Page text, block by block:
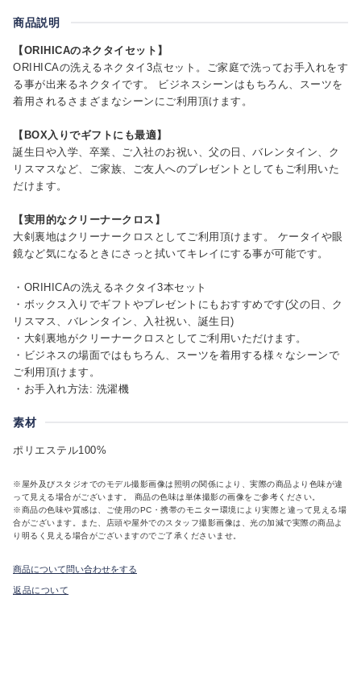
商品説明
【ORIHICAのネクタイセット】
ORIHICAの洗えるネクタイ3点セット。ご家庭で洗ってお手入れをす
る事が出来るネクタイです。 ビジネスシーンはもちろん、スーツを
着用されるさまざまなシーンにご利用頂けます。
【BOX入りでギフトにも最適】
誕生日や入学、卒業、ご入社のお祝い、父の日、バレンタイン、ク
リスマスなど、ご家族、ご友人へのプレゼントとしてもご利用いた
だけます。
【実用的なクリーナークロス】
大剣裏地はクリーナークロスとしてご利用頂けます。 ケータイや眼
鏡など気になるときにさっと拭いてキレイにする事が可能です。
・ORIHICAの洗えるネクタイ3本セット
・ボックス入りでギフトやプレゼントにもおすすめです(父の日、ク
リスマス、バレンタイン、入社祝い、誕生日)
・大剣裏地がクリーナークロスとしてご利用いただけます。
・ビジネスの場面ではもちろん、スーツを着用する様々なシーンで
ご利用頂けます。
・お手入れ方法: 洗濯機
素材
ポリエステル100%
※屋外及びスタジオでのモデル撮影画像は照明の関係により、実際の商品より色味が違
って見える場合がございます。 商品の色味は単体撮影の画像をご参考ください。
※商品の色味や質感は、ご使用のPC・携帯のモニター環境により実際と違って見える場
合がございます。また、店頭や屋外でのスタッフ撮影画像は、光の加減で実際の商品よ
り明るく見える場合がございますのでご了承くださいませ。
商品について問い合わせをする
返品について